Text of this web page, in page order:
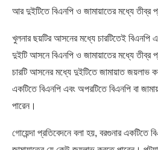
আর দুইটিতে বিএনপি ও জামায়াতের মধ্যে তীব্র
খুলনার ছয়টির আসনের মধ্যে চারটিতেই
দুইটি আসনে বিএনপি ও জামায়াতের মধ্যে তীব্র
চারটি আসনের মধ্যে দুইটিতে জামায়াত জয়লাভ
একটিতে বিএনপি এবং অপরটিতে বিএনপি বা
পারেন।
গোয়েন্দা প্রতিবেদনে বলা হয়, বরগুনার একটিতে